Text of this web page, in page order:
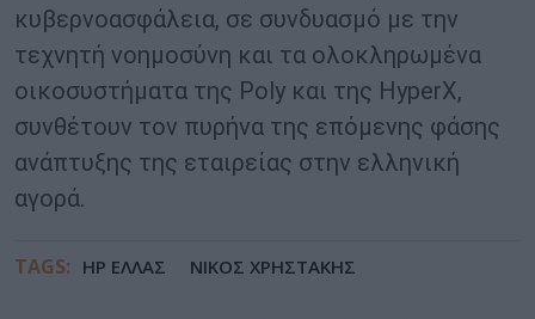
κυβερνοασφάλεια, σε συνδυασμό με την
τεχνητή νοημοσύνη και τα ολοκληρωμένα
οικοσυστήματα της Poly και της HyperX,
συνθέτουν τον πυρήνα της επόμενης φάσης
ανάπτυξης της εταιρείας στην ελληνική
αγορά.
TAGS: HP ΕΛΛΑΣ ΝΙΚΟΣ ΧΡΗΣΤΑΚΗΣ